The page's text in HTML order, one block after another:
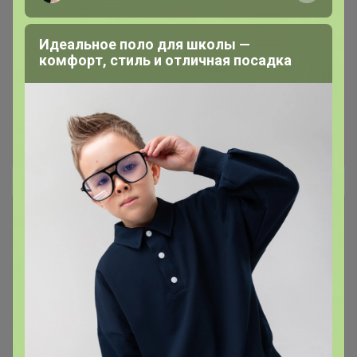
Можно выбирать на сайтеwww.sima-land.ru
Хотелки, что открыть пишите в телеграмм
чатеweb.telegram.org/k/ или в теме,
открываю оперативно, или записывайтесь
ok.ru/purchase/738389/catalog/440214
хорошие новости : Весь январь в Сима-ленд
цены КРУПНОГО ОПТА!
Описание
Условия участия
Ключевые даты
История проведённых выкупов
Идеальное поло для школы —
комфорт, стиль и отличная посадка